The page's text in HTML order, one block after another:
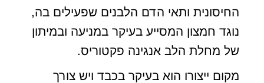
החיסונית ותאי הדם הלבנים שפעילים בה,
נוגד חמצון המסייע בעיקר במניעה ובמיתון
של מחלת הלב אנגינה פקטוריס.
מקום ייצורו הוא בעיקר בכבד ויש צורך